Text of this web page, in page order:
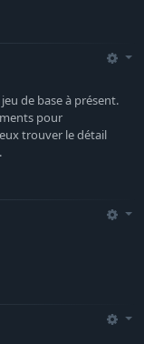
de base à présent.
pour
trouver le détail